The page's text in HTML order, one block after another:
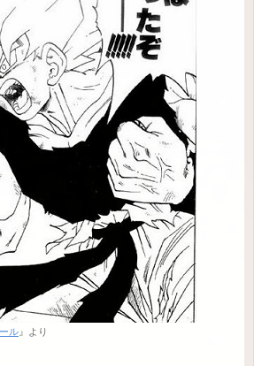
ル』より